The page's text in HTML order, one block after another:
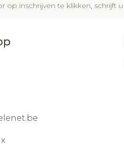
op inschrijven te klikken, schrijft